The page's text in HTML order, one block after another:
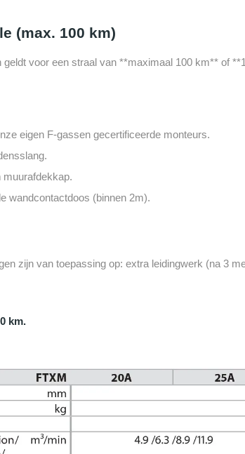
(max. 100 km)
voor een straal van **maximaal 100 km** of
eigen F-gassen gecertificeerde monteurs.
muurafdekkap.
wandcontactdoos (binnen 2m).
zijn van toepassing op: extra leidingwerk (na 3
km.